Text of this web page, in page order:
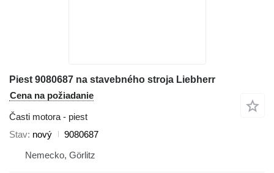
Piest 9080687 na stavebného stroja Liebherr
Cena na požiadanie
Časti motora - piest
Stav nový
9080687
Nemecko, Görlitz